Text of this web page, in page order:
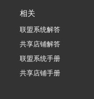
相关
联盟系统解答
共享店铺解答
联盟系统手册
共享店铺手册